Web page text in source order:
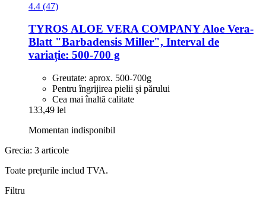
4.4 (47)
TYROS ALOE VERA COMPANYAloe Vera-​
Blatt "Barbadensis Miller", Interval de
variație: 500-​700 g
Greutate: aprox. 500-700g
Pentru îngrijirea pielii și părului
Cea mai înaltă calitate
133,49 lei
Momentan indisponibil
Grecia: 3 articole
Toate prețurile includ TVA.
Filtru